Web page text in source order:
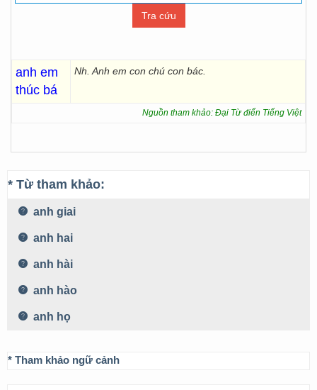
anh em
thúc bá
Nh. Anh em con chú con bác.
Nguồn tham khảo: Đại Từ điển Tiếng Việt
* Từ tham khảo:
anh giai
anh hai
anh hài
anh hào
anh họ
* Tham khảo ngữ cảnh